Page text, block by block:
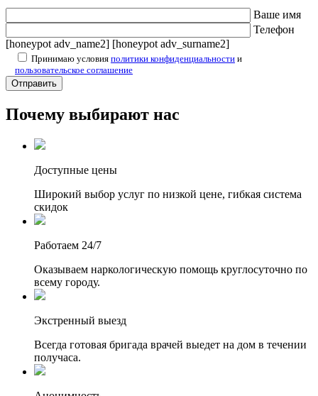
Ваше имя
Телефон
[honeypot adv_name2] [honeypot adv_surname2]
Принимаю условия политики конфиденциальности и
пользовательское соглашение
Почему выбирают нас
Доступные цены
Широкий выбор услуг по низкой цене, гибкая система
скидок
Работаем 24/7
Оказываем наркологическую помощь круглосуточно по
всему городу.
Экстренный выезд
Всегда готовая бригада врачей выедет на дом в течении
получаса.